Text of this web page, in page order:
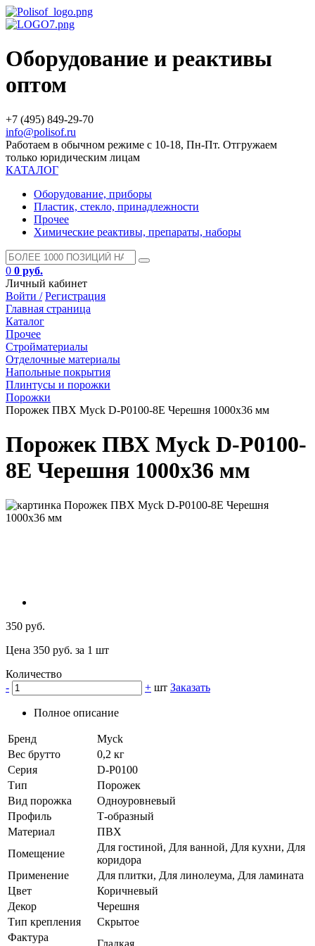
Оборудование и реактивы
оптом
+7 (495) 849-29-70
info@polisof.ru
Работаем в обычном режиме с 10-18, Пн-Пт. Отгружаем
только юридическим лицам
КАТАЛОГ
Оборудование, приборы
Пластик, стекло, принадлежности
Прочее
Химические реактивы, препараты, наборы
0 0 руб.
Личный кабинет
Войти / Регистрация
Главная страница
Каталог
Прочее
Стройматериалы
Отделочные материалы
Напольные покрытия
Плинтусы и порожки
Порожки
Порожек ПВХ Myck D-P0100-8E Черешня 1000х36 мм
Порожек ПВХ Myck D-P0100-
8E Черешня 1000х36 мм
350 руб.
Цена 350 руб. за 1 шт
Количество
-
+ шт Заказать
Полное описание
Бренд
Myck
Вес брутто
0,2 кг
Серия
D-P0100
Тип
Порожек
Вид порожка
Одноуровневый
Профиль
Т-образный
Материал
ПВХ
Помещение
Для гостиной, Для ванной, Для кухни, Для
коридора
Применение
Для плитки, Для линолеума, Для ламината
Цвет
Коричневый
Декор
Черешня
Тип крепления
Скрытое
Фактура